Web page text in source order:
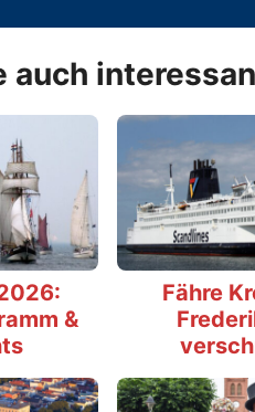
auch
&
Fähre